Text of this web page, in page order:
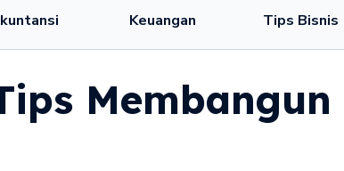
Keuangan Tips Bisnis